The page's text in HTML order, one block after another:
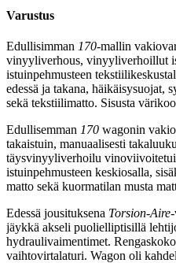
Varustus
Edullisimman 170-mallin
vinyyliverhous, vinyyliverhoillut
istuinpehmusteen
edessä ja takana, häikäisysuojat,
sekä tekstiilimatto. Sisusta
Edullisemman 170 wagonin
takaistuin, manuaalisesti
täysvinyyliverhoilu
istuinpehmusteen keskiosalla,
matto sekä kuormatilan musta
Edessä jousituksena Torsion-Aire
jäykkä akseli puolielliptisillä
hydraulivaimentimet.
vaihtovirtalaturi. Wagon oli